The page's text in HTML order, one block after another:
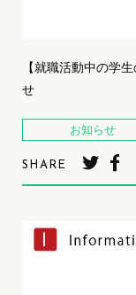
【就職活動中の学
せ
お知らせ
SHARE